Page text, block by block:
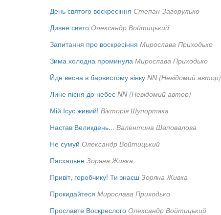
День святого воскресіння Степан Загорулько
Дивне свято Олександр Войтицький
Запитання про воскресіння Мирослава Приходько
Зима холодна проминула Мирослава Приходько
Йде весна в барвистому вінку NN (Невідомий автор)
Лине пісня до небес NN (Невідомий автор)
Мій Ісус живий! Вікторія Шупортяка
Настав Великдень... Валентина Шаповалова
Не сумуй Олександр Войтицький
Пасхальне Зоряна Живка
Привіт, горобчику! Ти знаєш Зоряна Живка
Прокидайтеся Мирослава Приходько
Прославте Воскреслого Олександр Войтицький